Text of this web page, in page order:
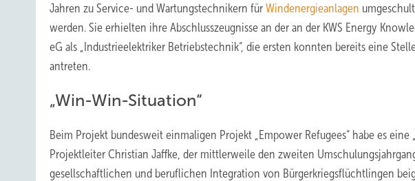
Jahren zu Service- und Wartungstechnikern für Windenergieanlagen umgeschult
werden. Sie erhielten ihre Abschlusszeugnisse an der an der KWS Energy
eG als „Industrieelektriker Betriebstechnik“, die ersten konnten bereits eine
antreten.
„Win-Win-Situation“
Beim Projekt bundesweit einmaligen Projekt „Empower Refugees“ habe es
Projektleiter Christian Jaffke, der mittlerweile den zweiten
gesellschaftlichen und beruflichen Integration von Bürgerkriegsflüchtlingen